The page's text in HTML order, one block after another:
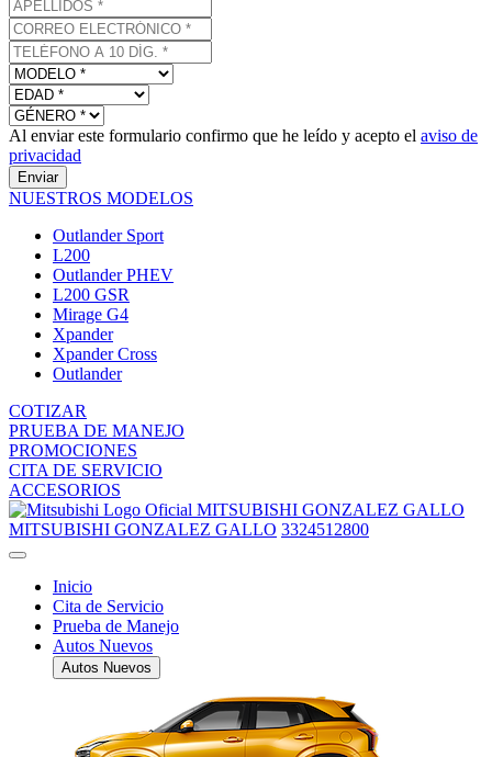
Al enviar este formulario confirmo que he leído y acepto el aviso de
privacidad
Enviar
NUESTROS MODELOS
Outlander Sport
L200
Outlander PHEV
L200 GSR
Mirage G4
Xpander
Xpander Cross
Outlander
COTIZAR
PRUEBA DE MANEJO
PROMOCIONES
CITA DE SERVICIO
ACCESORIOS
MITSUBISHI GONZALEZ GALLO
MITSUBISHI GONZALEZ GALLO 3324512800
Inicio
Cita de Servicio
Prueba de Manejo
Autos Nuevos
Autos Nuevos